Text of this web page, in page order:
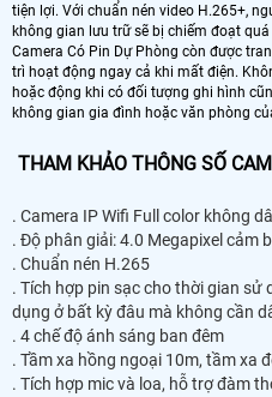
tiện lợi. Với chuẩn nén video H.265+,
không gian lưu trữ sẽ bị chiếm đoạt
Camera Có Pin Dự Phòng còn được
trì hoạt động ngay cả khi mất điện.
hoặc động khi có đối tượng ghi hình
không gian gia đình hoặc văn phòng
THAM KHẢO THÔNG SỐ
. Camera IP Wifi Full color không
. Độ phân giải: 4.0 Megapixel cảm
. Chuẩn nén H.265
. Tích hợp pin sạc cho thời gian sử
dụng ở bất kỳ đâu mà không cần
. 4 chế độ ánh sáng ban đêm
. Tầm xa hồng ngoại 10m, tầm xa
. Tích hợp mic và loa, hỗ trợ đàm